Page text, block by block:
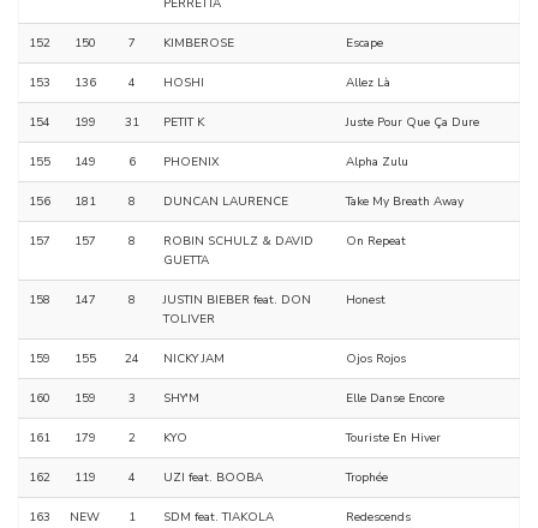
PERRETTA
152 150 7 KIMBEROSE Escape
153 136 4 HOSHI Allez Là
154 199 31 PETIT K Juste Pour Que Ça Dure
155 149 6 PHOENIX Alpha Zulu
156 181 8 DUNCAN LAURENCE Take My Breath Away
157 157 8
ROBIN SCHULZ & DAVID
GUETTA
On Repeat
158 147 8
JUSTIN BIEBER feat. DON
TOLIVER
Honest
159 155 24 NICKY JAM Ojos Rojos
160 159 3 SHY'M Elle Danse Encore
161 179 2 KYO Touriste En Hiver
162 119 4 UZI feat. BOOBA Trophée
163 NEW 1 SDM feat. TIAKOLA Redescends